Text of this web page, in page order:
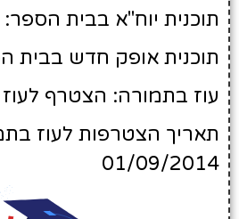
תוכנית יוח"א בבית הספר:
תוכנית אופק חדש בבית
עוז בתמורה: הצטרף
תאריך הצטרפות לעוז
01/09/2014